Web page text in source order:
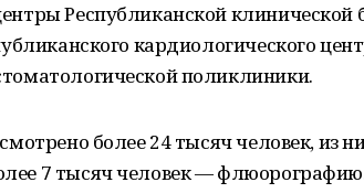
Республиканской
кардиологического
поликлиники.
более 24 тысяч человек, из
7 тысяч человек —